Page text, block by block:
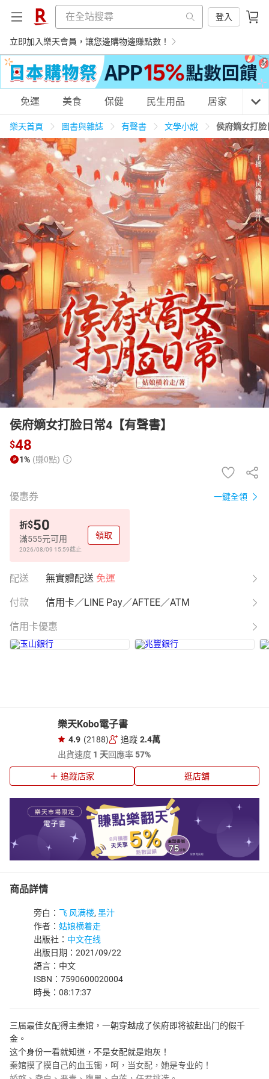
登入
立即加入樂天會員，讓您邊購物邊賺點數！
購物網分類
天天免運 美食蛋糕 養生保健 民生用品
居家生活 3C家電 運動休閒 親子玩具
女裝 男裝 化妝保養 情趣用品
日本購物 電子/紙本書
HOT
免運 美食 保健 民生用品 居家 3C
樂天首頁 圖書與雜誌 有聲書 文學小說 侯府嫡女打
侯府嫡女打脸日常4【有聲書】
$48
1% (賺0點)
優惠券 一鍵全領
折$50
滿555元可用
2026/08/09 15:59截止
領取
配送 無實體配送 免運
付款 信用卡／LINE Pay／AFTEE／ATM
信用卡優惠
樂天Kobo電子書
4.9 (2188) 追蹤 2.4萬
出貨速度 1 天回應率57%
追蹤店家 逛店舖
商品詳情
旁白： 飞 风满楼, 墨汁
作者： 姑娘横着走
出版社： 中文在线
出版日期：2021/09/22
語言：中文
ISBN：7590600020004
時長：08:17:37
三届最佳女配得主秦婠，一朝穿越成了侯府即将被赶出门的假千
金。
这个身份一看就知道，不是女配就是炮灰！
秦婠摸了摸自己的血玉镯，呵，当女配，她是专业的！